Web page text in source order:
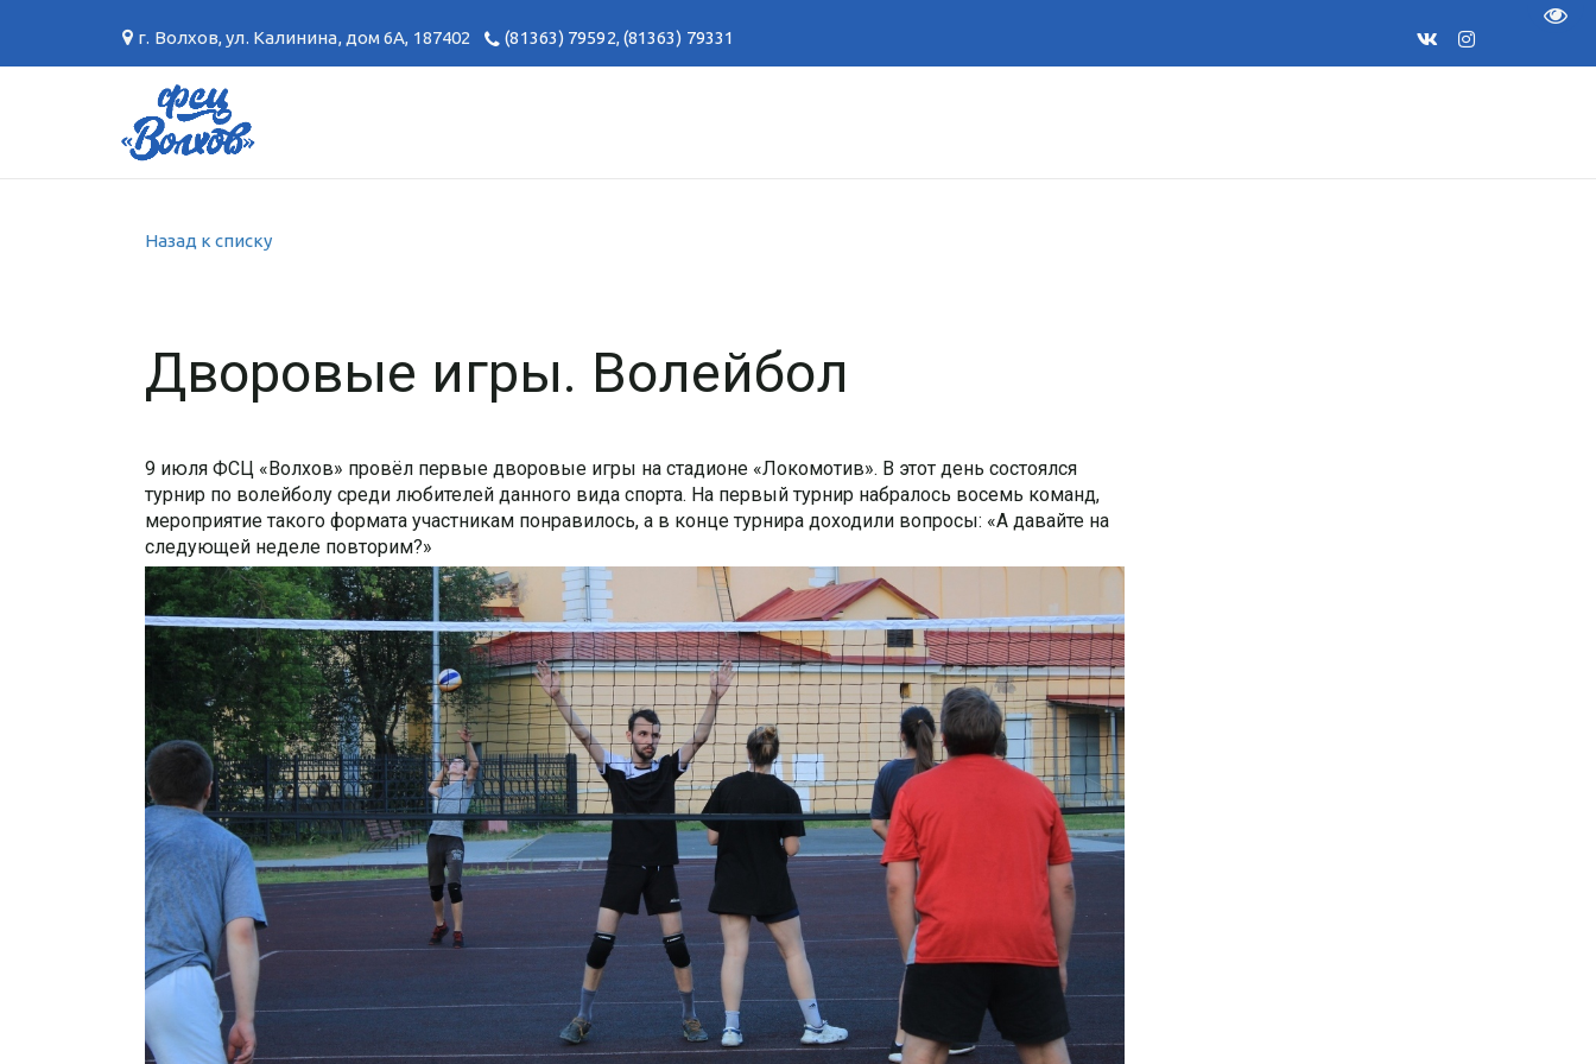
г. Волхов,ул. Калинина, дом 6А, 187402 (81363) 79592,(81363) 79331
Назад к списку
Дворовые игры. Волейбол
9 июля ФСЦ «Волхов» провёл первые дворовые игры на стадионе «Локомотив». В этот день состоялся
турнир по волейболу среди любителей данного вида спорта. На первый турнир набралось восемь команд,
мероприятие такого формата участникам понравилось, а в конце турнира доходили вопросы: «А давайте на
следующей неделе повторим?»